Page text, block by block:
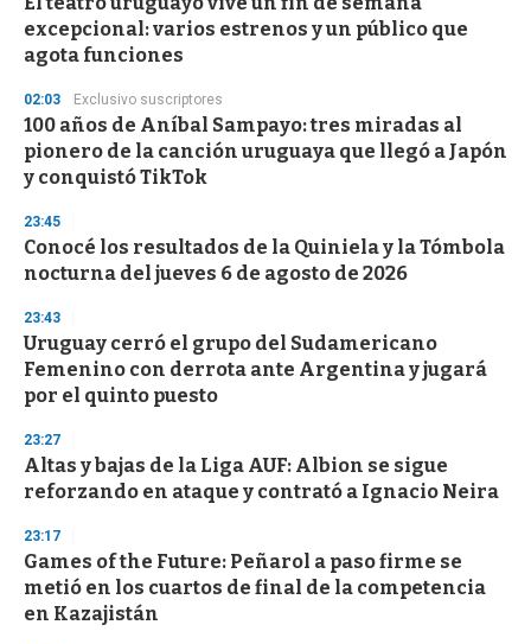
c
o
n
excepcional: varios estrenos y un público que
agota funciones
02:03 Exclusivo suscriptores
100 años de Aníbal Sampayo: tres miradas al
pionero de la canción uruguaya que llegó a Japón
y conquistó TikTok
23:45
Conocé los resultados de la Quiniela y la Tómbola
nocturna del jueves 6 de agosto de 2026
23:43
Uruguay cerró el grupo del Sudamericano
Femenino con derrota ante Argentina y jugará
por el quinto puesto
23:27
Altas y bajas de la Liga AUF: Albion se sigue
reforzando en ataque y contrató a Ignacio Neira
23:17
Games of the Future: Peñarol a paso firme se
metió en los cuartos de final de la competencia
en Kazajistán